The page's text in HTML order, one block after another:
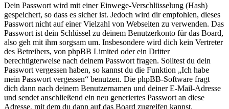
Dein Passwort wird mit einer Einwege-Verschlüsselung (Hash)
gespeichert, so dass es sicher ist. Jedoch wird dir empfohlen, dieses
Passwort nicht auf einer Vielzahl von Webseiten zu verwenden. Das
Passwort ist dein Schlüssel zu deinem Benutzerkonto für das Board,
also geh mit ihm sorgsam um. Insbesondere wird dich kein Vertreter
des Betreibers, von phpBB Limited oder ein Dritter
berechtigterweise nach deinem Passwort fragen. Solltest du dein
Passwort vergessen haben, so kannst du die Funktion „Ich habe
mein Passwort vergessen“ benutzen. Die phpBB-Software fragt
dich dann nach deinem Benutzernamen und deiner E-Mail-Adresse
und sendet anschließend ein neu generiertes Passwort an diese
Adresse, mit dem du dann auf das Board zugreifen kannst.